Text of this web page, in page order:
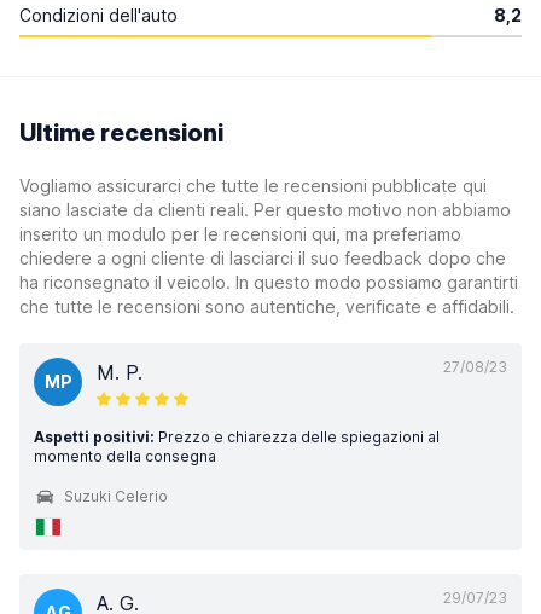
Condizioni dell'auto 8,2
Ultime recensioni
Vogliamo assicurarci che tutte le recensioni pubblicate qui
siano lasciate da clienti reali. Per questo motivo non abbiamo
inserito un modulo per le recensioni qui, ma preferiamo
chiedere a ogni cliente di lasciarci il suo feedback dopo che
ha riconsegnato il veicolo. In questo modo possiamo garantirti
che tutte le recensioni sono autentiche, verificate e affidabili.
27/08/23
MP M. P.
Aspetti positivi: Prezzo e chiarezza delle spiegazioni al
momento della consegna
Suzuki Celerio
29/07/23
A. G.